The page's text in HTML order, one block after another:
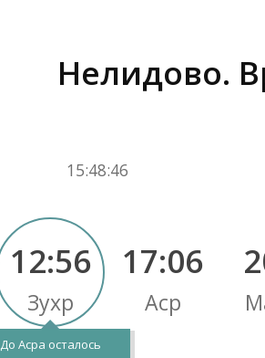
Нелидово.
15:48:46
12:56
Зухр
До Асра осталось
17:06
Аср